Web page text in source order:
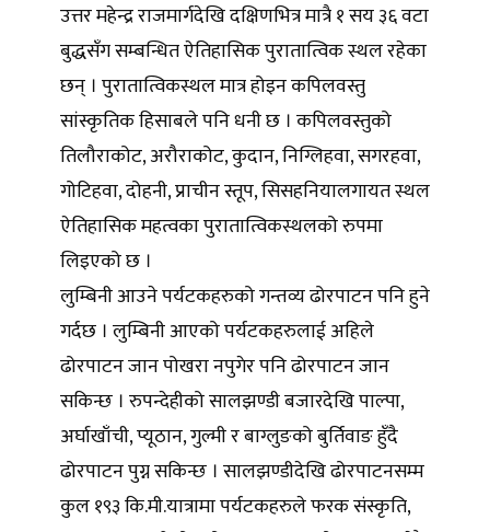
उत्तर महेन्द्र राजमार्गदेखि दक्षिणभित्र मात्रै १ सय ३६ वटा
बुद्धसँग सम्बन्धित ऐतिहासिक पुरातात्विक स्थल रहेका
छन् । पुरातात्विकस्थल मात्र होइन कपिलवस्तु
सांस्कृतिक हिसाबले पनि धनी छ । कपिलवस्तुको
तिलौराकोट, अरौराकोट, कुदान, निग्लिहवा, सगरहवा,
गोटिहवा, दोहनी, प्राचीन स्तूप, सिसहनियालगायत स्थल
ऐतिहासिक महत्वका पुरातात्विकस्थलको रुपमा
लिइएको छ ।
लुम्बिनी आउने पर्यटकहरुको गन्तव्य ढोरपाटन पनि हुने
गर्दछ । लुम्बिनी आएको पर्यटकहरुलाई अहिले
ढोरपाटन जान पोखरा नपुगेर पनि ढोरपाटन जान
सकिन्छ । रुपन्देहीको सालझण्डी बजारदेखि पाल्पा,
अर्घाखाँची, प्यूठान, गुल्मी र बाग्लुङको बुर्तिवाङ हुँदै
ढोरपाटन पुग्न सकिन्छ । सालझण्डीदेखि ढोरपाटनसम्म
कुल १९३ कि.मी.यात्रामा पर्यटकहरुले फरक संस्कृति,